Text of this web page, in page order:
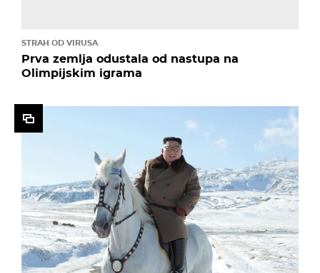
STRAH OD VIRUSA
Prva zemlja odustala od nastupa na
Olimpijskim igrama